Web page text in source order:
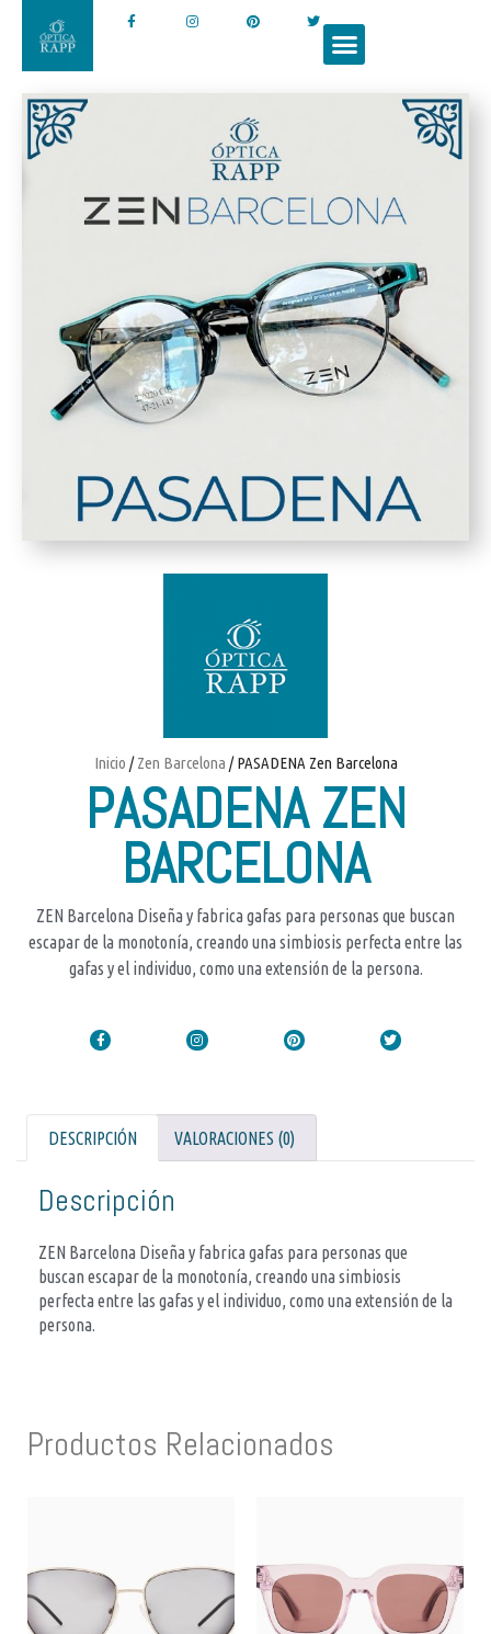
Inicio /Zen Barcelona / PASADENA Zen Barcelona
PASADENA ZEN
BARCELONA
ZEN Barcelona Diseña y fabrica gafas para personas que buscan
escapar de la monotonía, creando una simbiosis perfecta entre las
gafas y el individuo, como una extensión de la persona.
DESCRIPCIÓN VALORACIONES (0)
Descripción
ZEN Barcelona Diseña y fabrica gafas para personas que
buscan escapar de la monotonía, creando una simbiosis
perfecta entre las gafas y el individuo, como una extensión de la
persona.
Productos Relacionados